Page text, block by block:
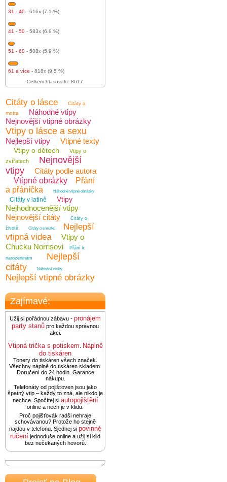
31 - 40 - 616x (7.1 %)
41 - 50 - 583x (6.8 %)
51 - 60 - 508x (5.9 %)
61 a více - 818x (9.5 %)
Celkem hlasovalo: 8617
Citáty o lásce
Citáty a
motta
Náhodné vtipy
Nejnovější vtipné obrázky
Vtipy o lásce a sexu
Nejlepší vtipy Vtipné texty
Vtipy o dětech
Vtipy o
zvířatech
Nejnovější
vtipy
Citáty podle autora
Vtipné obrázky
Přání
a přáníčka
Náhodné vtipné obrázky
Citáty v latině Vtipy
Nejhodnocenější vtipy
Nejnovější citáty
Citáty o
životě
Citáty o smutku
Nejlepší
vtipná videa
Vtipy o
Chucku Norrisovi
Přání k
narozeninám
Nejlepší
citáty
Náhodné citáty
Nejlepší vtipné obrázky
Zajímavé:
Užij si pořádnou zábavu - pronájem
party stanů pro každou správnou
akci.
Vtipná trička s potiskem Náplně
do tiskáren
Tonery do tiskáren všech značek.
Všechny náplně do tiskáren skladem.
Doručení do 24 hodin. Garance
nákupu.
Telefonáty od pojišťoven jsou jako
špatný vtip – každý to zná, ale nikdo je
nechce. Spočítej si autopojištění
online a nech je v klidu.
Proč pojišťovák radši nehraje
schovávanou? Protože ho stejně
najdou v telefonu. Sjednej si povinné
ručení jednoduše online a užij si klid
bez nečekaných hovorů.